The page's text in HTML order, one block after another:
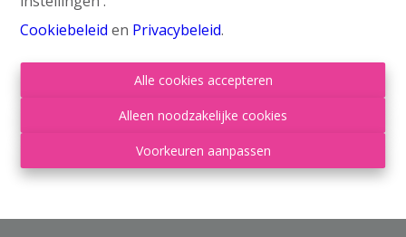
Cookiebeleid en Privacybeleid.
Alle cookies accepteren
Alleen noodzakelijke cookies
Voorkeuren aanpassen
Info aanvragen